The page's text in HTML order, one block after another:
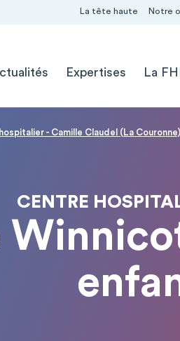
La tête haute Notre
Expertises La
- Camille Claudel (La Couronne)
CENTRE